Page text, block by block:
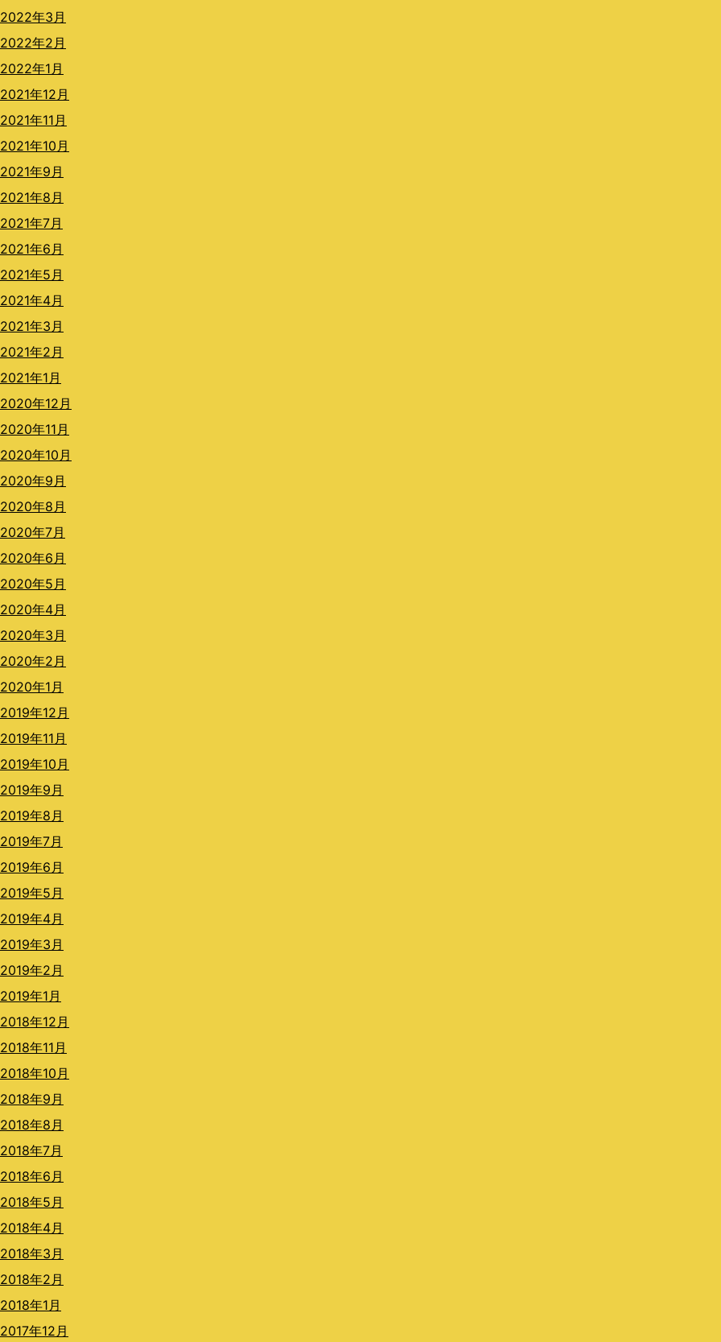
2022年3月
2022年2月
2022年1月
2021年12月
2021年11月
2021年10月
2021年9月
2021年8月
2021年7月
2021年6月
2021年5月
2021年4月
2021年3月
2021年2月
2021年1月
2020年12月
2020年11月
2020年10月
2020年9月
2020年8月
2020年7月
2020年6月
2020年5月
2020年4月
2020年3月
2020年2月
2020年1月
2019年12月
2019年11月
2019年10月
2019年9月
2019年8月
2019年7月
2019年6月
2019年5月
2019年4月
2019年3月
2019年2月
2019年1月
2018年12月
2018年11月
2018年10月
2018年9月
2018年8月
2018年7月
2018年6月
2018年5月
2018年4月
2018年3月
2018年2月
2018年1月
2017年12月